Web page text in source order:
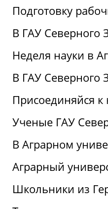
Подготовку
В ГАУ Северного
Неделя науки в
В ГАУ Северного
Присоединяйся к
Ученые ГАУ
В Аграрном
Аграрный
Школьники из